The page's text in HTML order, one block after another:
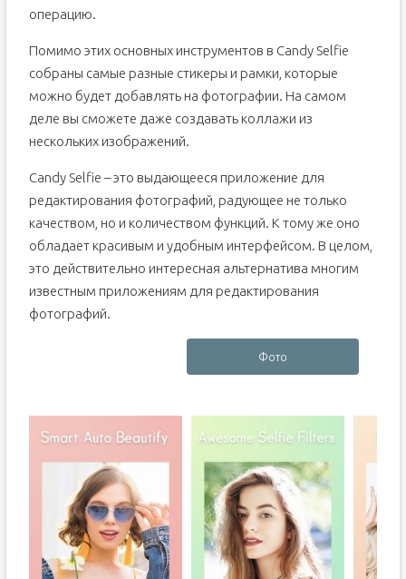
операцию.
Помимо этих основных инструментов в Candy Selfie
собраны самые разные стикеры и рамки, которые
можно будет добавлять на фотографии. На самом
деле вы сможете даже создавать коллажи из
нескольких изображений.
Candy Selfie – это выдающееся приложение для
редактирования фотографий, радующее не только
качеством, но и количеством функций. К тому же оно
обладает красивым и удобным интерфейсом. В целом,
это действительно интересная альтернатива многим
известным приложениям для редактирования
фотографий.
Фото